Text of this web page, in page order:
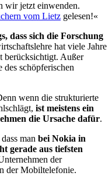
wir jetzt einwenden.
vom Lietz gelesen!«
dass sich die Forschung
hat viele Jahre
berücksichtigt. Außer
schöpferischen
wenn die strukturierte
ist meistens ein
die Ursache dafür.
man bei Nokia in
gerade aus tiefsten
der
der Mobiltelefonie.